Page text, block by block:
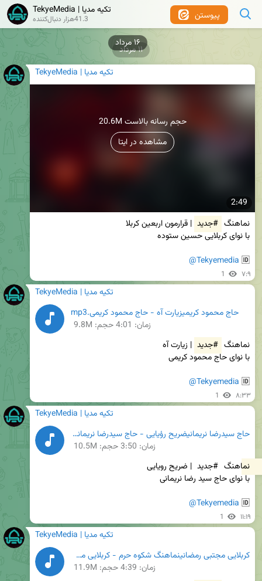
۱۶ مرداد
پیوستن TekyeMedia | تکیه مدیا
41.3هزار دنبال‌کننده
TekyeMedia | تکیه مدیا
2:49
20.6M حجم رسانه بالاست
مشاهده در ایتا
نماهنگ #جدید
🆔
@Tekyemedia
1 ۷:۹
۱۱ مرداد
TekyeMedia | تکیه مدیا
حاج محمود کریمیزیارت آه - حاج محمود کریمی.mp3
زمان: 4:01حجم: 9.8M
نماهنگ #جدید
🆔
@Tekyemedia
1 ۸:۳۳
TekyeMedia | تکیه مدیا
حاج سیدرضا نریمانیضریح رؤیایی - حاج سیدرضا نریمانی.mp3
زمان: 3:50 حجم: 10.5M
نماهنگ #جدید
🆔
@Tekyemedia
1 ۱۱:۱۹
TekyeMedia | تکیه مدیا
کربلایی مجتبی رمضانینماهنگ شکوه حرم - کربلایی مجتبی رمضانی.mp3
زمان: 4:39حجم: 11.9M